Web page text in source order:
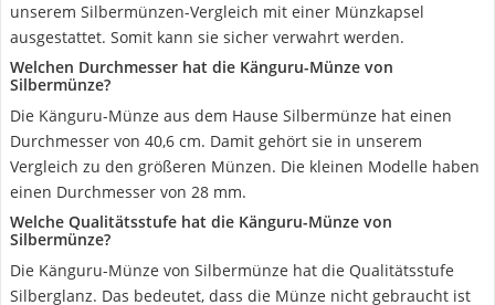
unserem Silbermünzen-Vergleich mit einer Münzkapsel
ausgestattet. Somit kann sie sicher verwahrt werden.
Welchen Durchmesser hat die Känguru-Münze von
Silbermünze?
Die Känguru-Münze aus dem Hause Silbermünze hat einen
Durchmesser von 40,6 cm. Damit gehört sie in unserem
Vergleich zu den größeren Münzen. Die kleinen Modelle haben
einen Durchmesser von 28 mm.
Welche Qualitätsstufe hat die Känguru-Münze von
Silbermünze?
Die Känguru-Münze von Silbermünze hat die Qualitätsstufe
Silberglanz. Das bedeutet, dass die Münze nicht gebraucht ist